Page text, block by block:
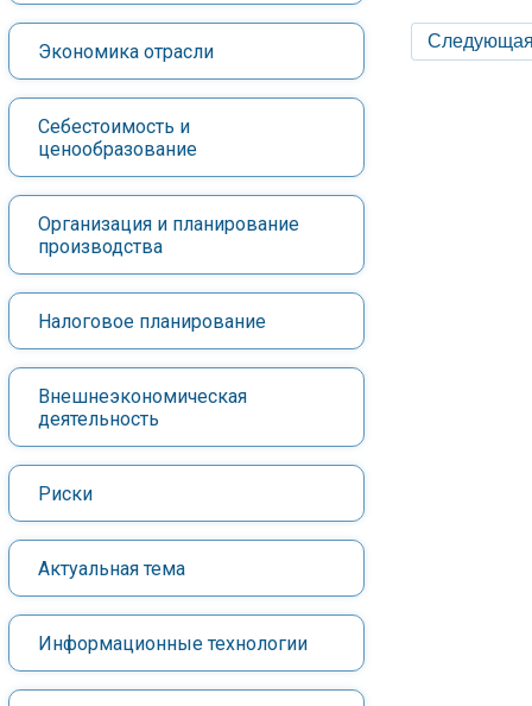
Экономика отрасли
Себестоимость и
ценообразование
Организация и планирование
производства
Налоговое планирование
Внешнеэкономическая
деятельность
Риски
Актуальная тема
Информационные технологии
Следующая